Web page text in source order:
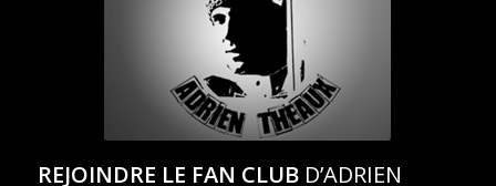
REJOINDRE LE FAN CLUBD’ADRIEN